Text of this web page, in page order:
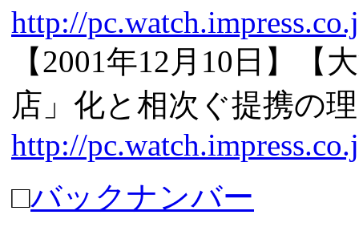
http://
【2001年12月10日】
店」化と相次ぐ提携の
http://
□バックナンバー